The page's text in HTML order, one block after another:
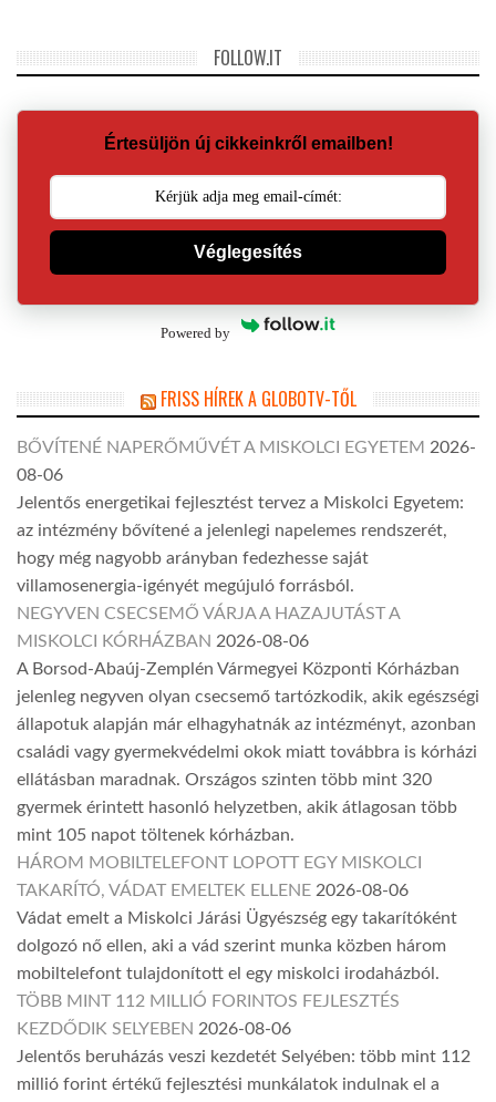
FOLLOW.IT
Értesüljön új cikkeinkről emailben!
Véglegesítés
Powered by
FRISS HÍREK A GLOBOTV-TŐL
BŐVÍTENÉ NAPERŐMŰVÉT A MISKOLCI EGYETEM 2026-
08-06
Jelentős energetikai fejlesztést tervez a Miskolci Egyetem:
az intézmény bővítené a jelenlegi napelemes rendszerét,
hogy még nagyobb arányban fedezhesse saját
villamosenergia-igényét megújuló forrásból.
NEGYVEN CSECSEMŐ VÁRJA A HAZAJUTÁST A
MISKOLCI KÓRHÁZBAN 2026-08-06
A Borsod-Abaúj-Zemplén Vármegyei Központi Kórházban
jelenleg negyven olyan csecsemő tartózkodik, akik egészségi
állapotuk alapján már elhagyhatnák az intézményt, azonban
családi vagy gyermekvédelmi okok miatt továbbra is kórházi
ellátásban maradnak. Országos szinten több mint 320
gyermek érintett hasonló helyzetben, akik átlagosan több
mint 105 napot töltenek kórházban.
HÁROM MOBILTELEFONT LOPOTT EGY MISKOLCI
TAKARÍTÓ, VÁDAT EMELTEK ELLENE 2026-08-06
Vádat emelt a Miskolci Járási Ügyészség egy takarítóként
dolgozó nő ellen, aki a vád szerint munka közben három
mobiltelefont tulajdonított el egy miskolci irodaházból.
TÖBB MINT 112 MILLIÓ FORINTOS FEJLESZTÉS
KEZDŐDIK SELYEBEN 2026-08-06
Jelentős beruházás veszi kezdetét Selyében: több mint 112
millió forint értékű fejlesztési munkálatok indulnak el a